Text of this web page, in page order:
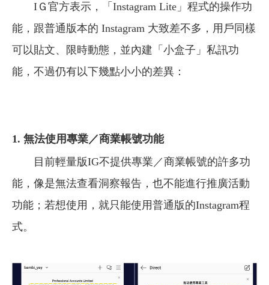
IＧ官方表示，「Instagram Lite」程式的操作功
能，跟普通版本的 Instagram 大致差不多，用戶同樣
可以貼文、限時動態，並內建「小盒子」私訊功
能，不過仍有以下幾點小小的差異：
1. 無法使用專業／商業帳號功能
目前輕量版IG不提供專業／商業帳號的許多功
能，像是無法查看洞察報告，也不能進行推廣活動
功能；若想使用，就只能使用普通版的Instagram程
式。